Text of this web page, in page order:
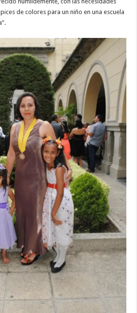
de colores para un niño en una escuela